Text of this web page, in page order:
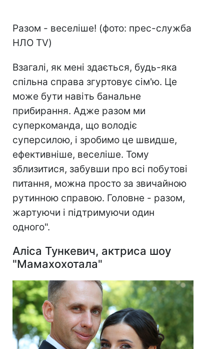
Разом - веселіше! (фото: прес-служба
НЛО TV)
Взагалі, як мені здається, будь-яка
спільна справа згуртовує сім'ю. Це
може бути навіть банальне
прибирання. Адже разом ми
суперкоманда, що володіє
суперсилою, і зробимо це швидше,
ефективніше, веселіше. Тому
зблизитися, забувши про всі побутові
питання, можна просто за звичайною
рутинною справою. Головне - разом,
жартуючи і підтримуючи один
одного".
Аліса Тункевич, актриса шоу
"Мамахохотала"